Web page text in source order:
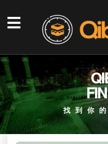
找到你